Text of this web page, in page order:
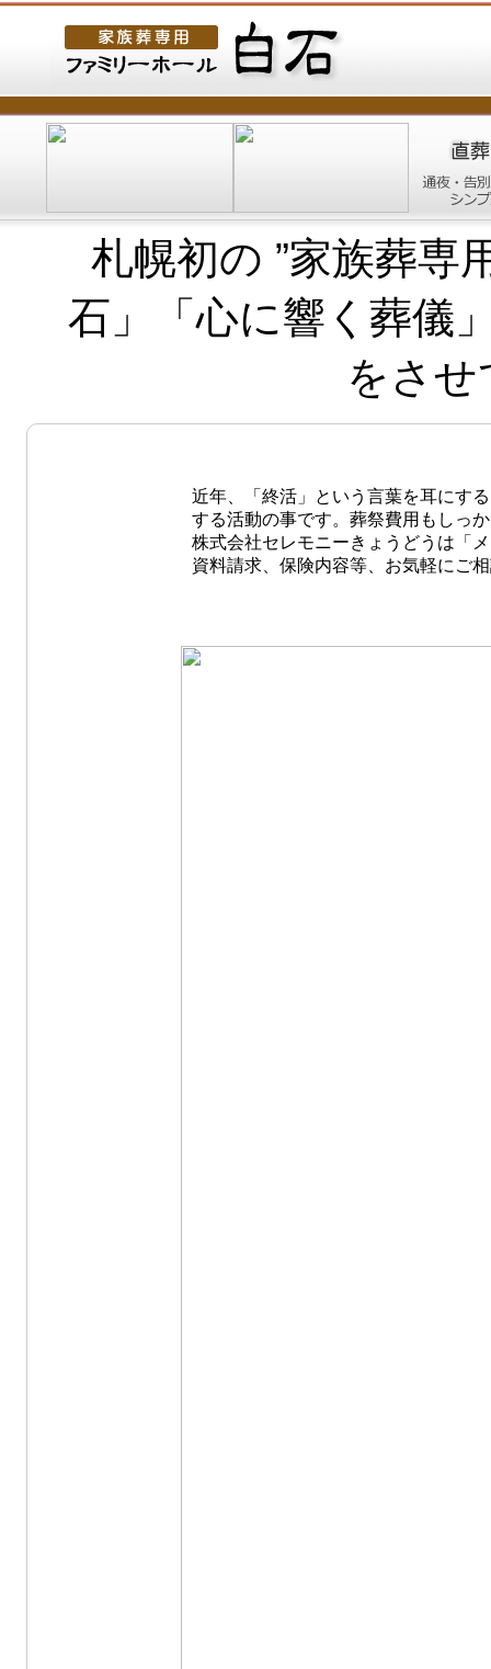
札幌初の ”家族葬専
石」「心に響く葬儀
をさ
近年、「終活」という言葉を耳にす
する活動の事です。葬祭費用もしっ
株式会社セレモニーきょうどうは「
資料請求、保険内容等、お気軽にご